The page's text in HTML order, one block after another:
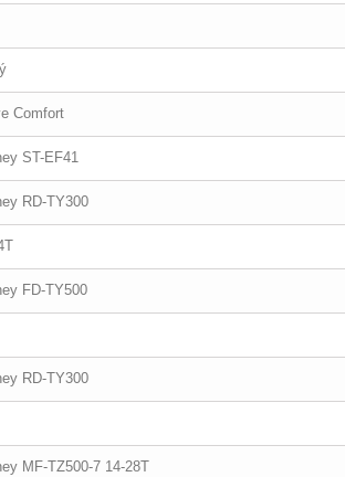
Comfort
ST-EF41
RD-TY300
FD-TY500
RD-TY300
MF-TZ500-7 14-28T